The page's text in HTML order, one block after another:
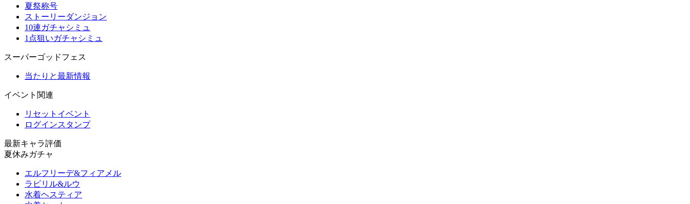
夏祭称号
ストーリーダンジョン
10連ガチャシミュ
1点狙いガチャシミュ
スーパーゴッドフェス
当たりと最新情報
イベント関連
リセットイベント
ログインスタンプ
最新キャラ評価
夏休みガチャ
エルフリーデ&フィアメル
ラビリル&ルウ
水着ヘスティア